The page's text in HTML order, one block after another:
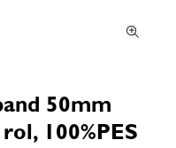
50mm
100%PES